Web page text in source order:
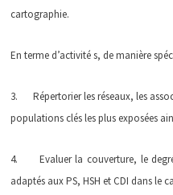
cartographie.
En terme d’activité s, de manière
3. Répertorier les réseaux, les
populations clés les plus exposées
4. Evaluer la couverture, le degré
adaptés aux PS, HSH et CDI dans le